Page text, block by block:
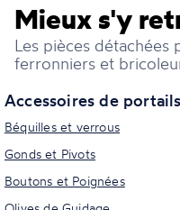
Mieux s'y
Les pièces détachées
ferronniers et
Accessoires de portails
Béquilles et verrous
Gonds et Pivots
Boutons et Poignées